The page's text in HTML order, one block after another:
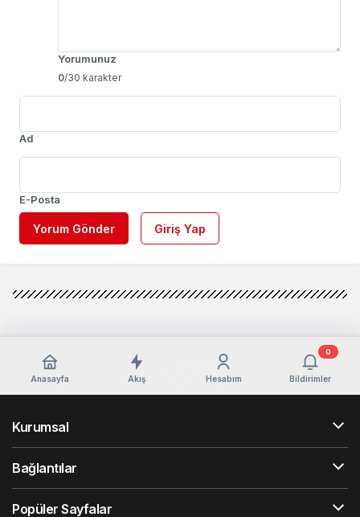
Yorumunuz
0/30 karakter
Ad
E-Posta
Yorum Gönder Giriş Yap
Anasayfa Akış Hesabım Bildirimler
0
Kurumsal
Bağlantılar
Popüler Sayfalar